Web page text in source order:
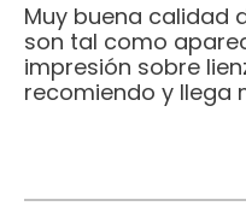
Muy buena calidad
son tal como
impresión sobre
recomiendo y llega